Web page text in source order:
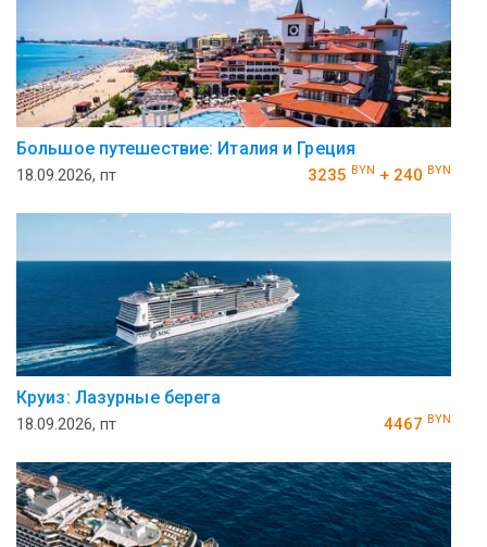
Большое путешествие: Италия и Греция
18.09.2026, пт 3235 BYN + 240 BYN
Круиз: Лазурные берега
18.09.2026, пт 4467 BYN